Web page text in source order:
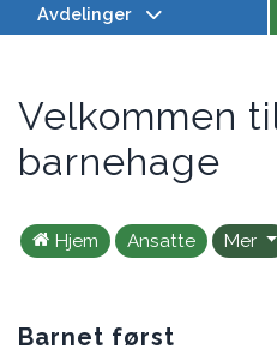
Avdelinger
Velkommen
barnehage
Hjem Ansatte Mer
Barnet først